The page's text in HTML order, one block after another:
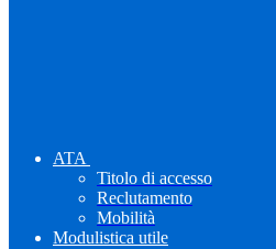
ATA
Titolo di accesso
Reclutamento
Mobilità
Modulistica utile